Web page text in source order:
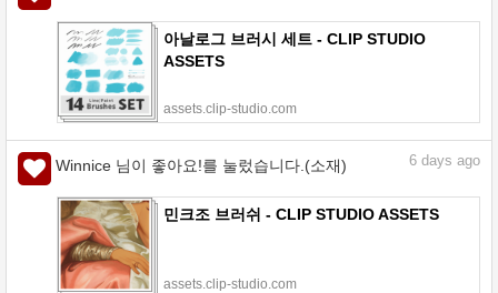
아날로그 브러시 세트 - CLIP STUDIO
ASSETS
assets.clip-studio.com
Winnice 님이 좋아요!를 눌렀습니다.(소재) 6 days ago
민크조 브러쉬 - CLIP STUDIO ASSETS
assets.clip-studio.com